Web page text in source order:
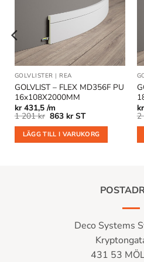
i
önskelistan
GOLVLISTER | REA
GOLVLIST – FLEX MD356F PU
16x108X2000MM
kr431,5 /m
1 201kr Det
priset
var:
1
863 krDet
priset
är:
863 kr.
ST
LÄGG TILL I VARUKORG
kr
2
Deco Systems
431 53